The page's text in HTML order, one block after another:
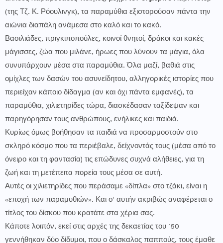
(της Τζ. Κ. Ρόουλινγκ), τα παραμύθια εξιστορούσαν πάντα την
αιώνια διαπάλη ανάμεσα στο καλό και το κακό.
Βασιλιάδες, πριγκιποπούλες, κοινοί θνητοί, δράκοι και κακές
μάγισσες, ζώα που μιλάνε, ήρωες που λύνουν τα μάγια, όλα
συνυπάρχουν μέσα στα παραμύθια. Όλα μαζί, βαθιά στις
ομίχλες των δασών του ασυνείδητου, αλληγορικές ιστορίες που
περιείχαν κάποιο δίδαγμα (αν και όχι πάντα εμφανές), τα
παραμύθια, χιλιετηρίδες τώρα, διασκέδασαν ταξίδεψαν και
παρηγόρησαν τους ανθρώπους, ενήλικες και παιδιά.
Κυρίως όμως βοήθησαν τα παιδιά να προσαρμοστούν στο
σκληρό κόσμο που τα περιέβαλε, δείχνοντάς τους (μέσα από το
όνειρο και τη φαντασία) τις επώδυνες συχνά αλήθειες, για τη
ζωή και τη μετέπειτα πορεία τους μέσα σε αυτή.
Αυτές οι χιλιετηρίδες που περάσαμε «δίπλα» στο τζάκι, είναι η
«εποχή των παραμυθιών». Και σ' αυτήν ακριβώς αναφέρεται ο
τίτλος του δίσκου που κρατάτε στα χέρια σας.
Κάποτε λοιπόν, εκεί στις αρχές της δεκαετίας του `50
γεννήθηκαν δύο δίδυμοι, που ο δάσκαλος παππούς, τους έμαθε